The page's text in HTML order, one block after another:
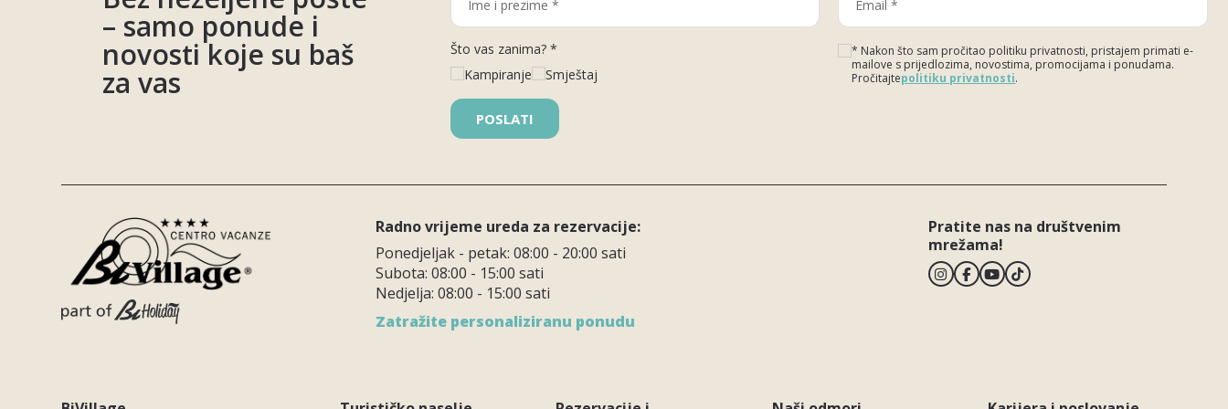
– samo ponude i
novosti koje su baš
za vas
Što vas zanima? *
Kampiranje
Smještaj
* Nakon što sam pročitao politiku privatnosti, pristajem primati e-
mailove s prijedlozima, novostima, promocijama i ponudama.
Pročitajtepolitiku privatnosti.
Please leave this field empty.
Radno vrijeme ureda za rezervacije:
Ponedjeljak - petak: 08:00 - 20:00 sati
Subota: 08:00 - 15:00 sati
Nedjelja: 08:00 - 15:00 sati
Zatražite personaliziranu ponudu
Pratite nas na društvenim
mrežama!